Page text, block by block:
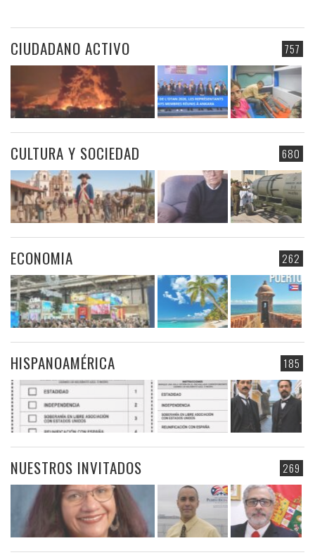
757
CIUDADANO ACTIVO
680
CULTURA Y SOCIEDAD
262
ECONOMIA
185
HISPANOAMÉRICA
269
NUESTROS INVITADOS